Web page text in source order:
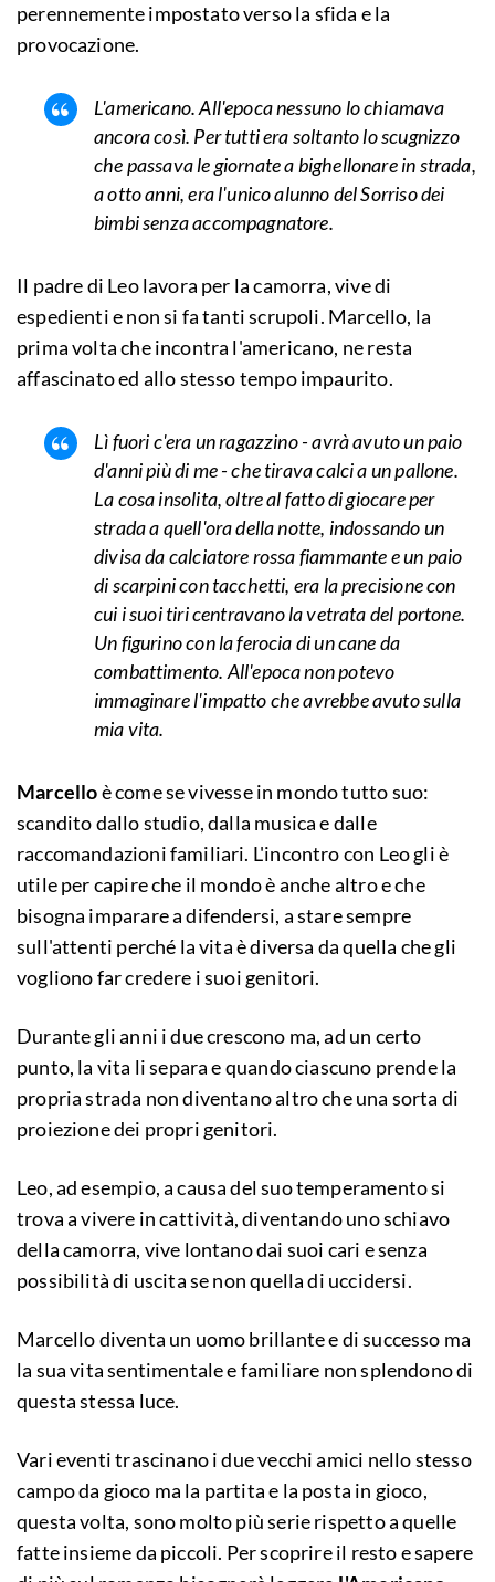
perennemente impostato verso la sfida e la
provocazione.
L'americano. All'epoca nessuno lo chiamava
ancora così. Per tutti era soltanto lo scugnizzo
che passava le giornate a bighellonare in strada,
a otto anni, era l'unico alunno del Sorriso dei
bimbi senza accompagnatore.
Il padre di Leo lavora per la camorra, vive di
espedienti e non si fa tanti scrupoli. Marcello, la
prima volta che incontra l'americano, ne resta
affascinato ed allo stesso tempo impaurito.
Lì fuori c'era un ragazzino - avrà avuto un paio
d'anni più di me - che tirava calci a un pallone.
La cosa insolita, oltre al fatto di giocare per
strada a quell'ora della notte, indossando un
divisa da calciatore rossa fiammante e un paio
di scarpini con tacchetti, era la precisione con
cui i suoi tiri centravano la vetrata del portone.
Un figurino con la ferocia di un cane da
combattimento. All'epoca non potevo
immaginare l'impatto che avrebbe avuto sulla
mia vita.
Marcelloè come se vivesse in mondo tutto suo:
scandito dallo studio, dalla musica e dalle
raccomandazioni familiari. L'incontro con Leo gli è
utile per capire che il mondo è anche altro e che
bisogna imparare a difendersi, a stare sempre
sull'attenti perché la vita è diversa da quella che gli
vogliono far credere i suoi genitori.
Durante gli anni i due crescono ma, ad un certo
punto, la vita li separa e quando ciascuno prende la
propria strada non diventano altro che una sorta di
proiezione dei propri genitori.
Leo, ad esempio, a causa del suo temperamento si
trova a vivere in cattività, diventando uno schiavo
della camorra, vive lontano dai suoi cari e senza
possibilità di uscita se non quella di uccidersi.
Marcello diventa un uomo brillante e di successo ma
la sua vita sentimentale e familiare non splendono di
questa stessa luce.
Vari eventi trascinano i due vecchi amici nello stesso
campo da gioco ma la partita e la posta in gioco,
questa volta, sono molto più serie rispetto a quelle
fatte insieme da piccoli. Per scoprire il resto e sapere